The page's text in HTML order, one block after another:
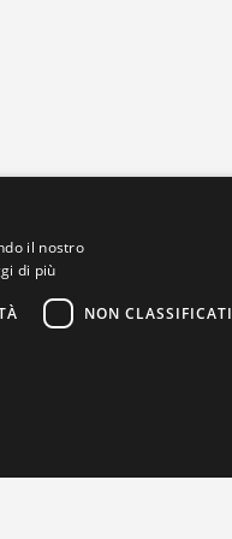
il nostro
di più
NON CLASSIFICATI